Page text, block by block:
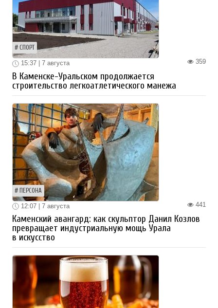
СПОРТ
359
15:37 | 7 августа
В Каменске-Уральском продолжается
строительство легкоатлетического манежа
ПЕРСОНА
441
12:07 | 7 августа
Каменский авангард: как скульптор Данил Козлов
превращает индустриальную мощь Урала
в искусство